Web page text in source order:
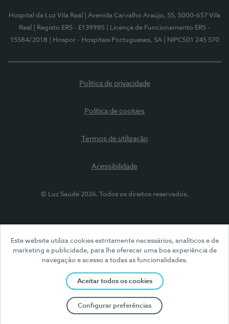
Este website utiliza cookies estritamente necessários, analíticos e de
marketing e publicidade, para lhe oferecer uma boa experiência de
navegação e acesso a todas as funcionalidades.
Aceitar todos os cookies
Configurar preferências
Hospital da Luz Vila Real
| Avenida Carvalho Araújo, 55, 5000-657 Vila
Real
| Registo ERS - E139985
| Licença de Funcionamento ERS -
15584/2018
| Hospor - Hospitais Portugueses, SA | NIPC501 245 570
Política de privacidade
Política de cookies
Termos de utilização
Acessibilidade
© Luz Saúde 2026. Todos os direitos reservados.